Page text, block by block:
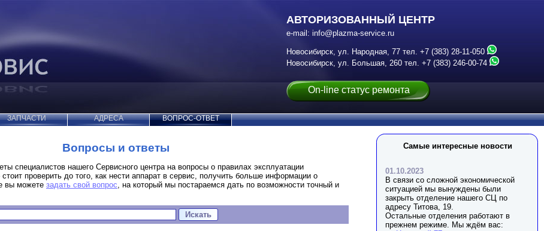
On-line статус ремонта
АВТОРИЗОВАННЫЙ ЦЕНТР
e-mail: info@plazma-service.ru
Новосибирск, ул. Народная, 77 тел. +7 (383) 28-11-050
Новосибирск, ул. Большая, 260 тел. +7 (383) 246-00-74
ЗАПЧАСТИ АДРЕСА ВОПРОС-ОТВЕТ
Вопросы и ответы
специалистов нашего Сервисного центра на вопросы о правилах эксплуатации
проверить до того, как нести аппарат в сервис, получить больше информации о
вы можете задать свой вопрос , на который мы постараемся дать по возможности точный и
Самые интересные новости
01.10.2023
В связи со сложной экономической
ситуацией мы вынуждены были
закрыть отделение нашего СЦ по
адресу Титова, 19.
Остальные отделения работают в
прежнем режиме. Мы ждём вас: